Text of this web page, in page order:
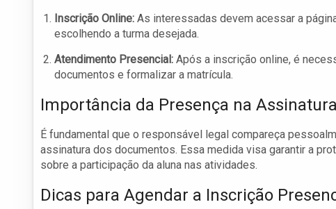
Inscrição Online: As interessadas devem acessar a
escolhendo a turma desejada.
Atendimento Presencial: Após a inscrição online, é
documentos e formalizar a matrícula.
Importância da Presença na
É fundamental que o responsável legal compareça
assinatura dos documentos. Essa medida visa garantir a
sobre a participação da aluna nas atividades.
Dicas para Agendar a Inscrição